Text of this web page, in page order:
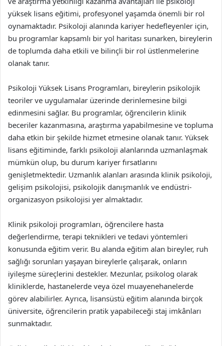
yüksek lisans eğitimi, profesyonel yaşamda önemli bir rol
oynamaktadır. Psikoloji alanında kariyer hedefleyenler için,
bu programlar kapsamlı bir yol haritası sunarken, bireylerin
de toplumda daha etkili ve bilinçli bir rol üstlenmelerine
olanak tanır.
Psikoloji Yüksek Lisans Programları, bireylerin psikolojik
teoriler ve uygulamalar üzerinde derinlemesine bilgi
edinmesini sağlar. Bu programlar, öğrencilerin klinik
beceriler kazanmasına, araştırma yapabilmesine ve topluma
daha etkin bir şekilde hizmet etmesine olanak tanır. Yüksek
lisans eğitiminde, farklı psikoloji alanlarında uzmanlaşmak
mümkün olup, bu durum kariyer fırsatlarını
genişletmektedir. Uzmanlık alanları arasında klinik psikoloji,
gelişim psikolojisi, psikolojik danışmanlık ve endüstri-
organizasyon psikolojisi yer almaktadır.
Klinik psikoloji programları, öğrencilere hasta
değerlendirme, terapi teknikleri ve tedavi yöntemleri
konusunda eğitim verir. Bu alanda eğitim alan bireyler, ruh
sağlığı sorunları yaşayan bireylerle çalışarak, onların
iyileşme süreçlerini destekler. Mezunlar, psikolog olarak
kliniklerde, hastanelerde veya özel muayenehanelerde
görev alabilirler. Ayrıca, lisansüstü eğitim alanında birçok
üniversite, öğrencilerin pratik yapabileceği staj imkânları
sunmaktadır.